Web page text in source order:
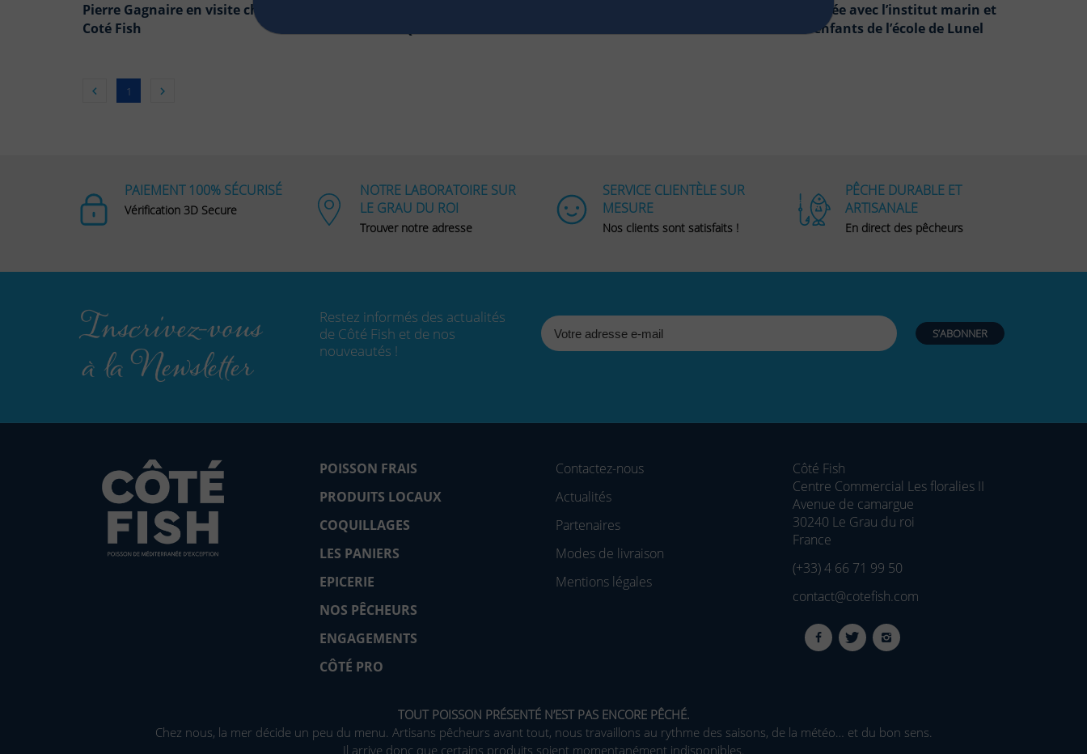
Pierre Gagnaire en visite chez
Coté Fish
Matinée avec l’institut marin et
les enfants de l’école de Lunel
 1 
PAIEMENT 100% SÉCURISÉ
Vérification 3D Secure
NOTRE LABORATOIRE SUR
LE GRAU DU ROI
Trouver notre adresse
SERVICE CLIENTÈLE SUR
MESURE
Nos clients sont satisfaits !
PÊCHE DURABLE ET
ARTISANALE
En direct des pêcheurs
Inscrivez-vous
à la Newsletter
Restez informés des actualités
de Côté Fish et de nos
nouveautés !
S’ABONNER
POISSON FRAIS
PRODUITS LOCAUX
COQUILLAGES
LES PANIERS
EPICERIE
NOS PÊCHEURS
ENGAGEMENTS
CÔTÉ PRO
Contactez-nous
Actualités
Partenaires
Modes de livraison
Mentions légales
Côté Fish
Centre Commercial Les floralies II
Avenue de camargue
30240 Le Grau du roi
France
(+33) 4 66 71 99 50
contact@cotefish.com
TOUT POISSON PRÉSENTÉ N’EST PAS ENCORE PÊCHÉ.
Chez nous, la mer décide un peu du menu. Artisans pêcheurs avant tout, nous travaillons au rythme des saisons, de la météo… et du bon sens.
Il arrive donc que certains produits soient momentanément indisponibles.